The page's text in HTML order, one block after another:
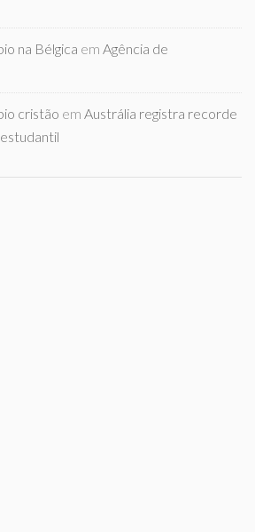
na Bélgica em Agência de
cristão em Austrália registra recorde